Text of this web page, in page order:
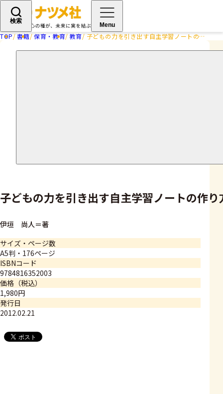
検索
Menu
TOP 書籍 保育・教育 教育 子どもの力を引き出す自主学習ノートの作り方
子どもの力を引き出す自主学習ノートの作り
伊垣 尚人＝著
サイズ・ページ数
A5判・176ページ
ISBNコード
9784816352003
価格（税込）
1,980円
発行日
2012.02.21